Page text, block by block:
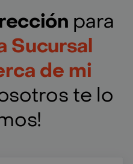
para
Sucursal
de mi
te lo